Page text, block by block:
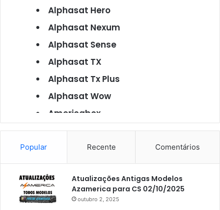
Alphasat Hero
Alphasat Nexum
Alphasat Sense
Alphasat TX
Alphasat Tx Plus
Alphasat Wow
Americabox
Americabox S101
Americabox S105
Americabox S105 Plus
Americabox S205
Americabox S205 Plus
Popular Recente Comentários
Atualizações Antigas Modelos
Azamerica para CS 02/10/2025
outubro 2, 2025